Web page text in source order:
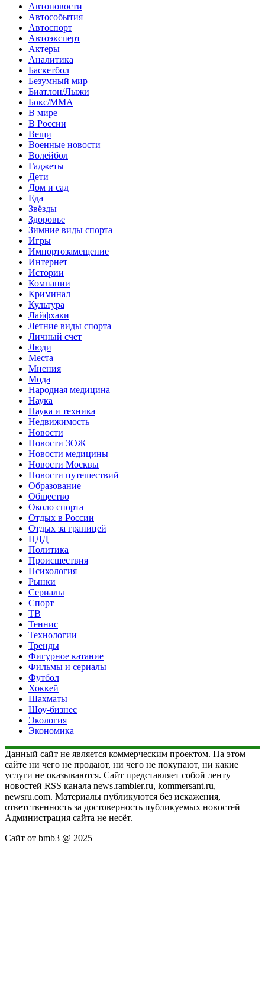
Автоновости
Автособытия
Автоспорт
Автоэксперт
Актеры
Аналитика
Баскетбол
Безумный мир
Биатлон/Лыжи
Бокс/MMA
В мире
В России
Вещи
Военные новости
Волейбол
Гаджеты
Дети
Дом и сад
Еда
Звёзды
Здоровье
Зимние виды спорта
Игры
Импортозамещение
Интернет
Истории
Компании
Криминал
Культура
Лайфхаки
Летние виды спорта
Личный счет
Люди
Места
Мнения
Мода
Народная медицина
Наука
Наука и техника
Недвижимость
Новости
Новости ЗОЖ
Новости медицины
Новости Москвы
Новости путешествий
Образование
Общество
Около спорта
Отдых в России
Отдых за границей
ПДД
Политика
Происшествия
Психология
Рынки
Сериалы
Спорт
ТВ
Теннис
Технологии
Тренды
Фигурное катание
Фильмы и сериалы
Футбол
Хоккей
Шахматы
Шоу-бизнес
Экология
Экономика
Данный сайт не является коммерческим проектом. На этом
сайте ни чего не продают, ни чего не покупают, ни какие
услуги не оказываются. Сайт представляет собой ленту
новостей RSS канала news.rambler.ru, kommersant.ru,
newsru.com. Материалы публикуются без искажения,
ответственность за достоверность публикуемых новостей
Администрация сайта не несёт.
Сайт от bmb3 @ 2025